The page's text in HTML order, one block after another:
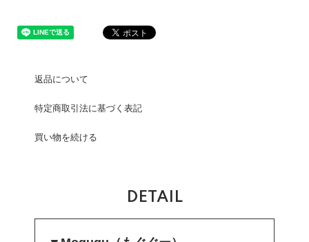
返品について
特定商取引法に基づく表記
買い物を続ける
DETAIL